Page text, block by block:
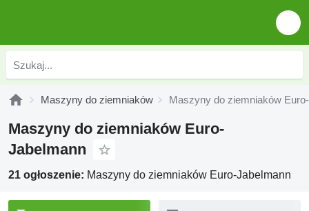
Maszyny do ziemniaków Maszyny do ziemniaków
Maszyny do ziemniaków Euro-
Jabelmann
21 ogłoszenie: Maszyny do ziemniaków Euro-Jabelmann